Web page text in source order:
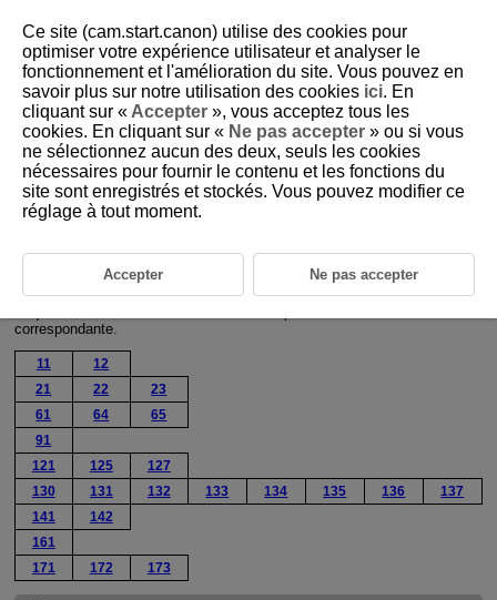
D292-155
En réponse aux messages d'erreur
Si une erreur survient, affichez les détails de l'erreur en suivant l'une des
procédures ci-dessous. Ensuite, éliminez la cause de l'erreur en vous
reportant aux exemples illustrés dans ce chapitre.
Détails erreur
Sélectionnez [Détails erreur Communication
correspondante.
11
12
21
22
23
61
64
65
91
121
125
127
130
131 132 133 134 135 136
137
141
142
161
171
172 173
Ce site (cam.start.canon) utilise des cookies pour
optimiser votre expérience utilisateur et analyser le
fonctionnement et l'amélioration du site. Vous pouvez en
savoir plus sur notre utilisation des cookies ici. En
cliquant sur « Accepter », vous acceptez tous les
cookies. En cliquant sur « Ne pas accepter » ou si vous
ne sélectionnez aucun des deux, seuls les cookies
nécessaires pour fournir le contenu et les fonctions du
site sont enregistrés et stockés. Vous pouvez modifier ce
réglage à tout moment.
Accepter Ne pas accepter